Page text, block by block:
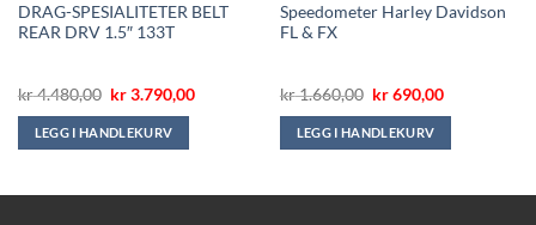
DRAG-SPESIALITETER BELT
REAR DRV 1.5″ 133T
kr4.480,00 Opprinnelig
var:
kr 4.480,00.
kr3.790,00Nåværende
LEGG I HANDLEKURV
Speedometer Harley Davidson
FL & FX
kr1.660,00 Opprinnelig
var:
kr 1.660,00.
kr690,00Nåværende
LEGG I HANDLEKURV